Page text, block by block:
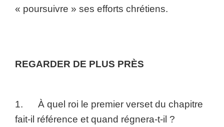
« poursuivre » ses efforts chrétiens.
REGARDER DE PLUS PRÈS
1. À quel roi le premier verset du chapitre
fait-il référence et quand régnera-t-il ?